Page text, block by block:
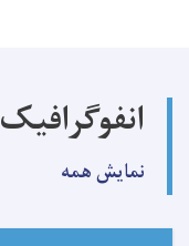
انفوگرافیک
نمایش همه